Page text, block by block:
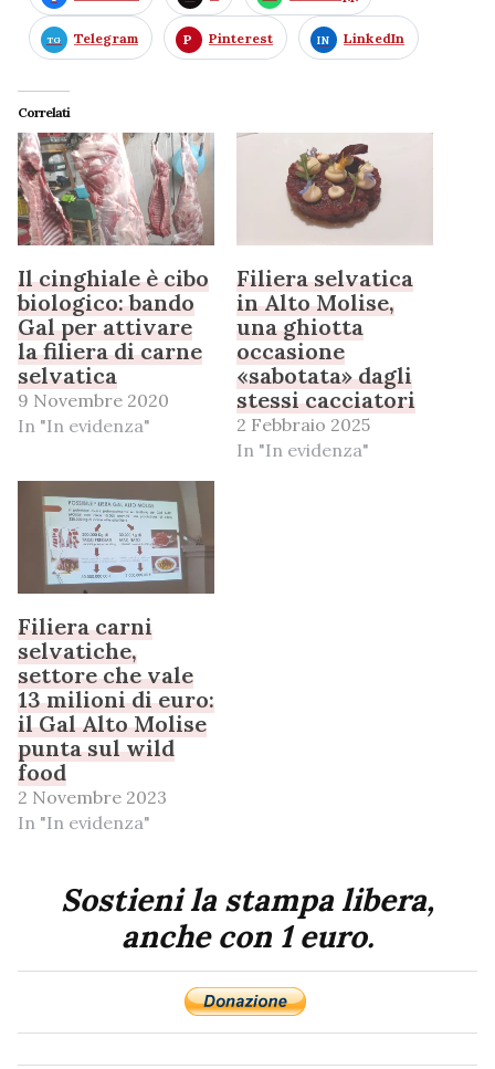
Telegram Pinterest LinkedIn
Correlati
Il cinghiale è cibo
biologico: bando
Gal per attivare
la filiera di carne
selvatica
9 Novembre 2020
In "In evidenza"
Filiera selvatica
in Alto Molise,
una ghiotta
occasione
«sabotata» dagli
stessi cacciatori
2 Febbraio 2025
In "In evidenza"
Filiera carni
selvatiche,
settore che vale
13 milioni di euro:
il Gal Alto Molise
punta sul wild
food
2 Novembre 2023
In "In evidenza"
Sostieni la stampa libera,
anche con 1 euro.